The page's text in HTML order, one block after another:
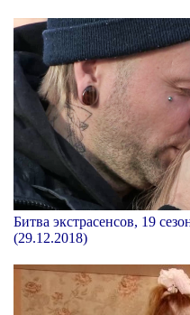
Битва экстрасенсов, 19
(29.12.2018)